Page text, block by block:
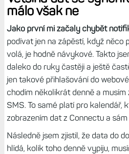
málo však ne
Jako první mi začaly chybět
podívat jen na zápěstí, když něco
volá, je hodně návykové. Takto
daleko do ruky častěji a ještě
jen takové přihlašování do
chodím několikrát denně a
SMS. To samé platí pro kalendář,
zobrazením dat z Connectu a
Následně jsem zjistil, že data do
hlídá, kolik toho denně vypiju,